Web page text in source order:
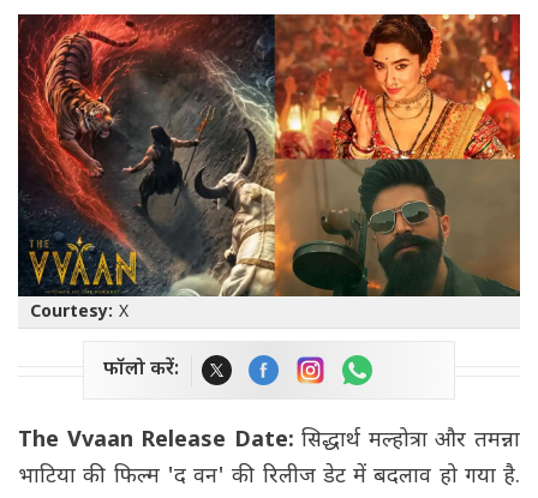
Courtesy: X
फॉलो करें:
The Vvaan Release Date:सिद्धार्थ मल्होत्रा और तमन्ना
भाटिया की फिल्म 'द वन' की रिलीज डेट में बदलाव हो गया है.